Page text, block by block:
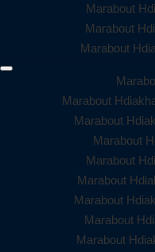
Marabout
Marabout
Marabout
Marabout
Marabout
Marabout
Marabout
Marabout
Marabout
Marabout
Marabout